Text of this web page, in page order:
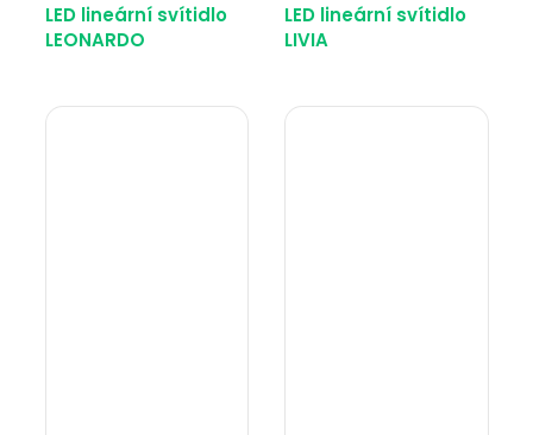
LED lineární svítidlo
LEONARDO
LED lineární svítidlo
LIVIA